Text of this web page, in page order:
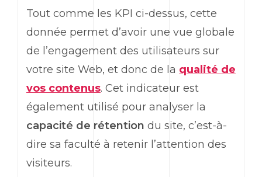
Tout comme les KPI ci-dessus, cette
donnée permet d’avoir une vue globale
de l’engagement des utilisateurs sur
votre site Web, et donc de la qualité de
vos contenus. Cet indicateur est
également utilisé pour analyser la
capacité de rétention du site, c’est-à-
dire sa faculté à retenir l’attention des
visiteurs.